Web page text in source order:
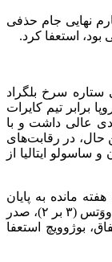
نهایی جام حذفی
استعفا کرد.
ستاره سرخ بلگراد
برابر تیم کایرات
عالی داشت و با
این حال، در رقابت‌های
ساسولو ایتالیا از
سه هفته مانده به پایان
لیگ صدرنشین بود اما پس از شکست برابر وُژدووَتس (۳ بر ۲)، صدر
بوژوویچ استعفا